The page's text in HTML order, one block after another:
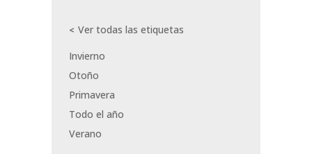
Ver todas las etiquetas
Invierno
Otoño
Primavera
Todo el año
Verano